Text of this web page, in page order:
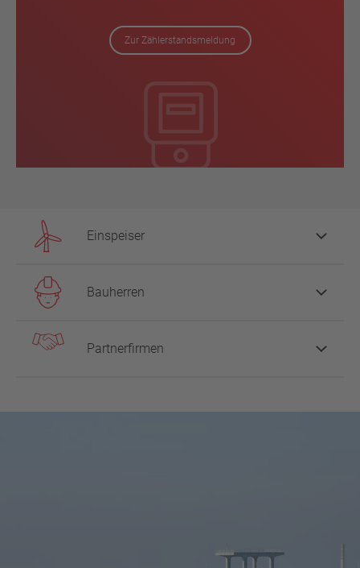
Zur Zählerstandsmeldung
Einspeiser
Bauherren
Partnerfirmen